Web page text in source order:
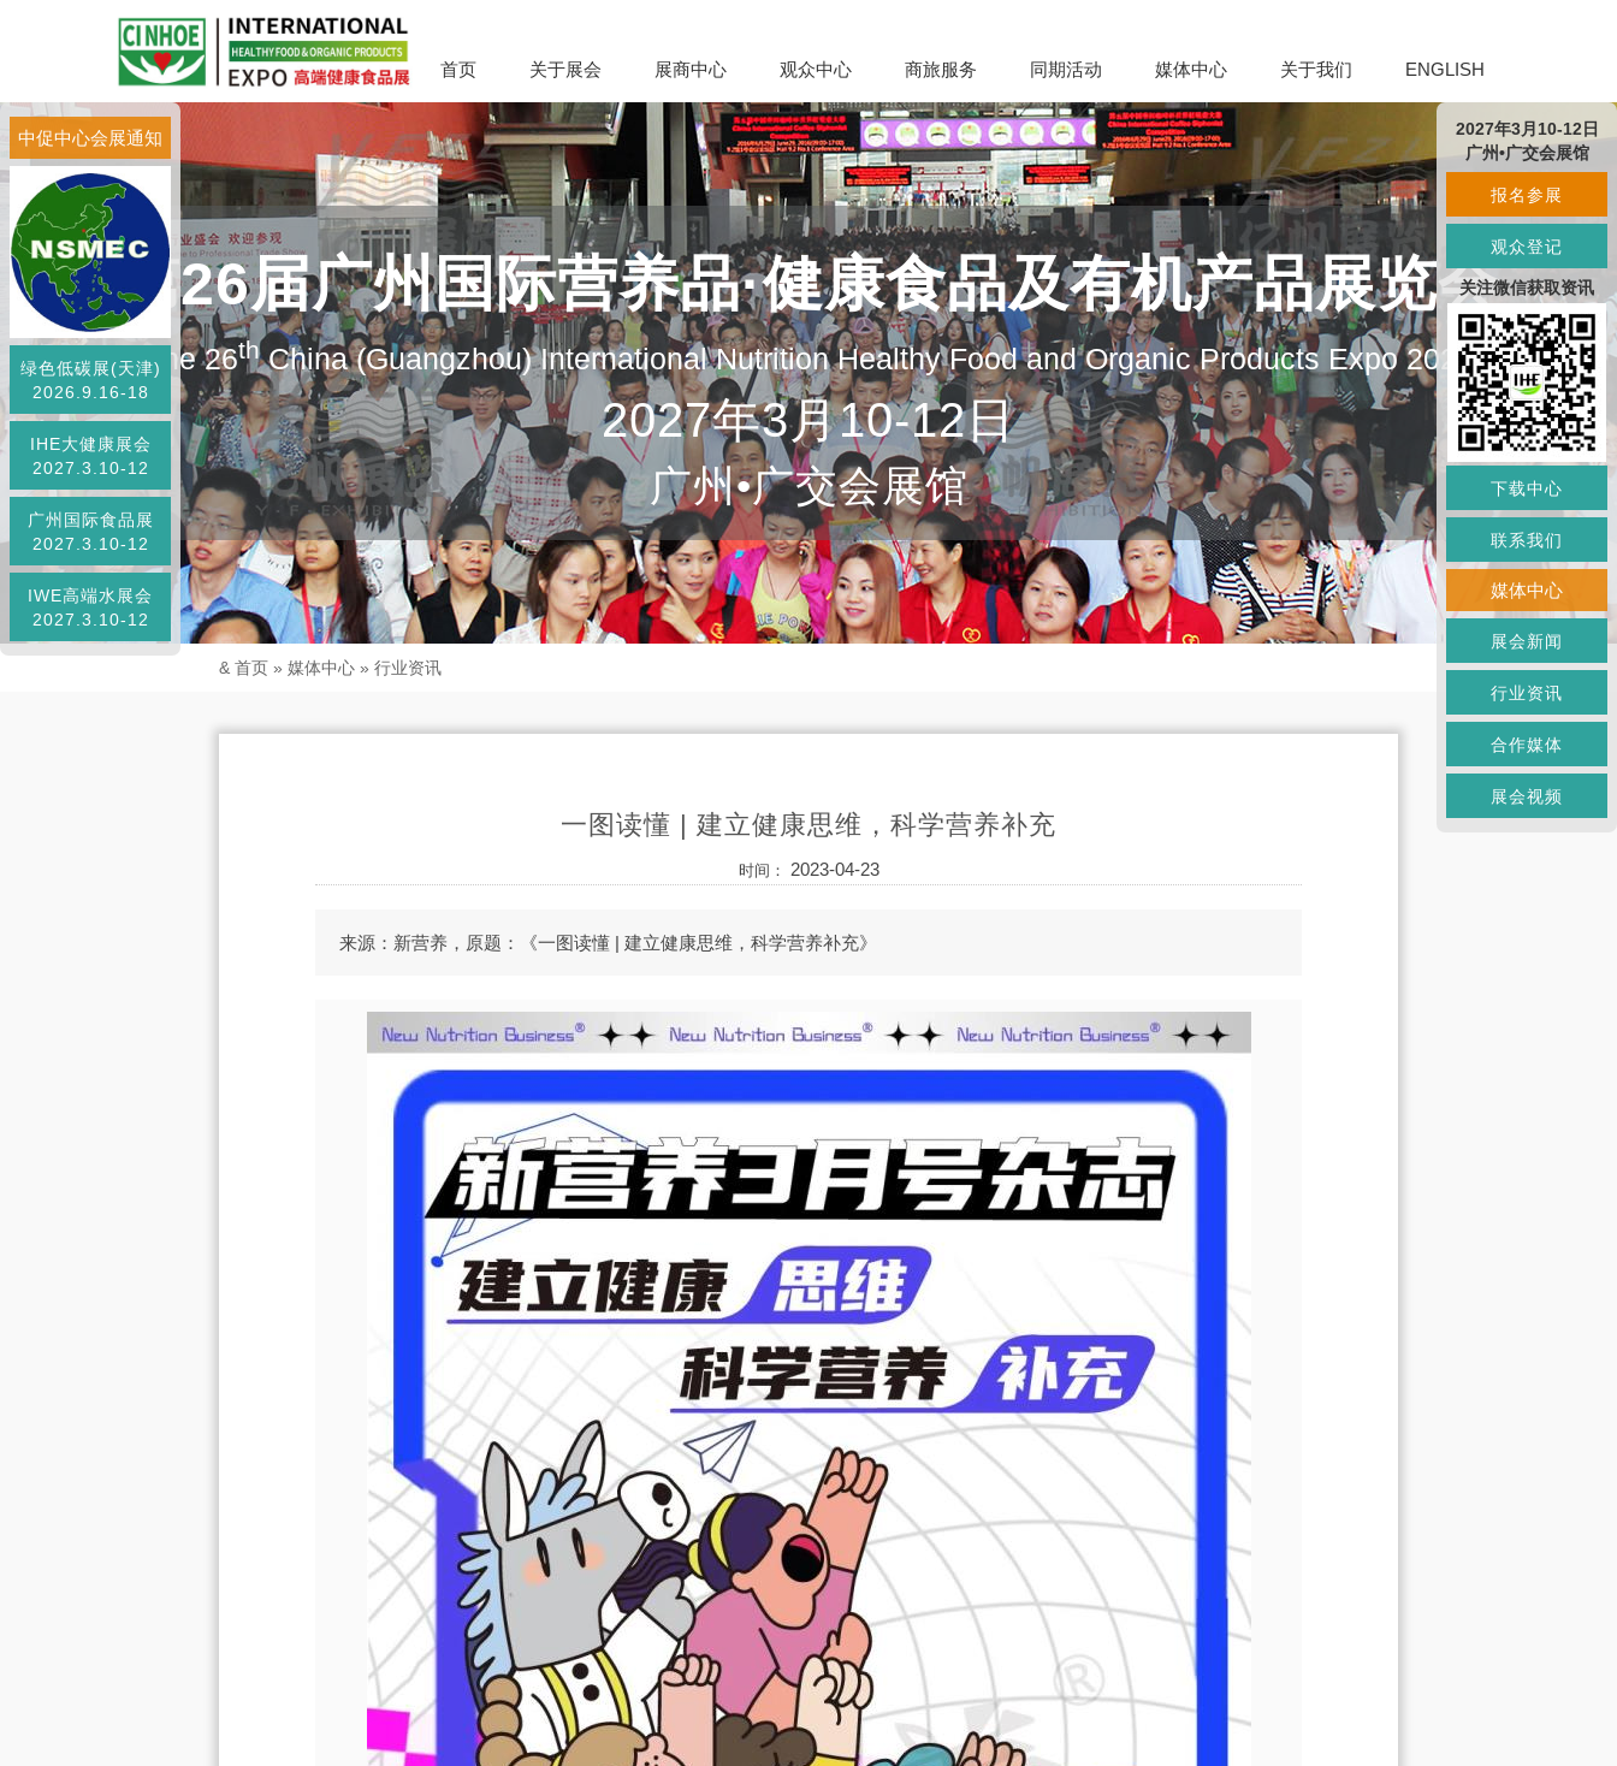
首页 关于展会 展商中心 观众中心 商旅服务 同期活动 媒体中心 关于我们 ENGLISH
第26届广州国际营养品·健康食品及有机产品展览会
The 26thChina (Guangzhou) International Nutrition Healthy Food and Organic Products Expo 2027
2027年3月10-12日
广州•广交会展馆
中促中心会展通知
绿色低碳展(天津)
2026.9.16-18
IHE大健康展会
2027.3.10-12
广州国际食品展
2027.3.10-12
IWE高端水展会
2027.3.10-12
& 首页 » 媒体中心 » 行业资讯
一图读懂 | 建立健康思维，科学营养补充
时间： 2023-04-23
来源：新营养，原题：《一图读懂 | 建立健康思维，科学营养补充》
2027年3月10-12日
广州•广交会展馆
报名参展
观众登记
关注微信获取资讯
下载中心
联系我们
媒体中心
展会新闻
行业资讯
合作媒体
展会视频